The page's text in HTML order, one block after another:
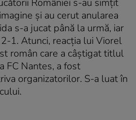
României s-au simţit
şi au cerut anularea
s-a jucat până la urmă, iar
1. Atunci, reacția lui Viorel
român care a câștigat titlul
FC Nantes, a fost
organizatorilor. S-a luat în